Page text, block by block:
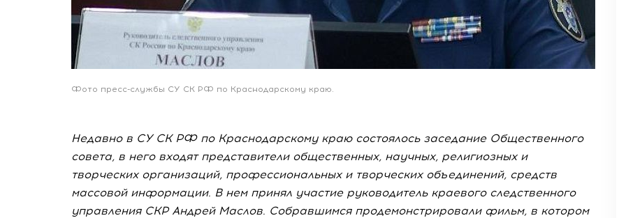
Фото пресс-службы СУ СК РФ по Краснодарскому краю.
Недавно в СУ СК РФ по Краснодарскому краю состоялось заседание Общественного
совета, в него входят представители общественных, научных, религиозных и
творческих организаций, профессиональных и творческих объединений, средств
массовой информации. В нем принял участие руководитель краевого следственного
управления СКР Андрей Маслов. Собравшимся продемонстрировали фильм, в котором